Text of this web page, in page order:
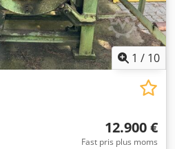
1 / 10
12.900 €
Fast pris plus moms